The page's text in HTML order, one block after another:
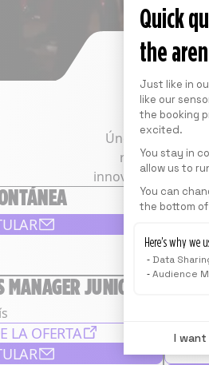
Quick
the
Just like in
like our
the booking
excited.
You stay in
allow us to
You can
the bottom
Here’s why we
Data
Audience
I
Únete a un
realidad
innovación y el
JUNIOR
LA OFERTA
EVA